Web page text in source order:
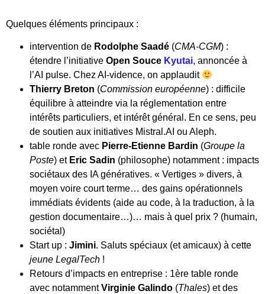
Quelques éléments principaux :
intervention de Rodolphe Saadé (CMA-CGM) :
étendre l’initiative Open Souce Kyutai, annoncée à
l’AI pulse. Chez AI-vidence, on applaudit
Thierry Breton (Commission européenne) : difficile
équilibre à atteindre via la réglementation entre
intérêts particuliers, et intérêt général. En ce sens, peu
de soutien aux initiatives Mistral.AI ou Aleph.
table ronde avec Pierre-Etienne Bardin (Groupe la
Poste) et Eric Sadin (philosophe) notamment : impacts
sociétaux des IA génératives. « Vertiges » divers, à
moyen voire court terme… des gains opérationnels
immédiats évidents (aide au code, à la traduction, à la
gestion documentaire…)… mais à quel prix ? (humain,
sociétal)
Start up : Jimini. Saluts spéciaux (et amicaux) à cette
jeune LegalTech !
Retours d’impacts en entreprise : 1ère table ronde
avec notammentVirginie Galindo (Thales) et des